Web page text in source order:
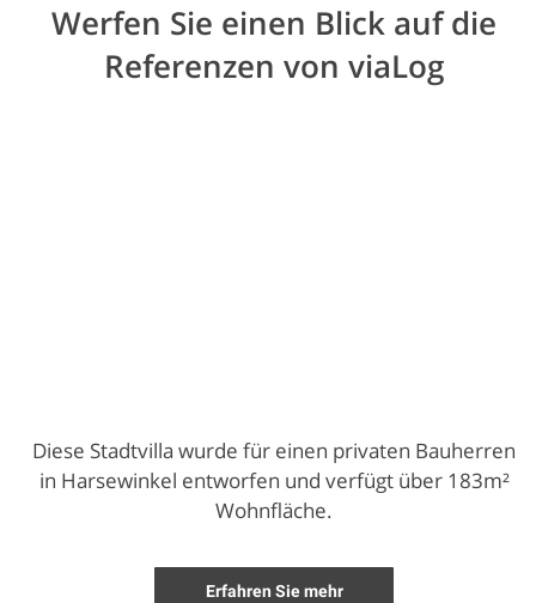
Werfen Sie einen Blick auf die
Referenzen von viaLog
Diese Stadtvilla wurde für einen privaten Bauherren
in Harsewinkel entworfen und verfügt über 183m²
Wohnfläche.
Erfahren Sie mehr